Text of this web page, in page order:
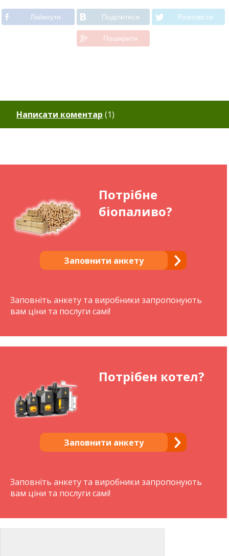
Лайкнути Подiлитися Розповiсти
Поширити
Написати коментар (1)
Потрібне
біопаливо?
Заповнити анкету
Заповніть анкету та виробники запропонують
вам ціни та послуги самі!
Потрібен котел?
Заповнити анкету
Заповніть анкету та виробники запропонують
вам ціни та послуги самі!